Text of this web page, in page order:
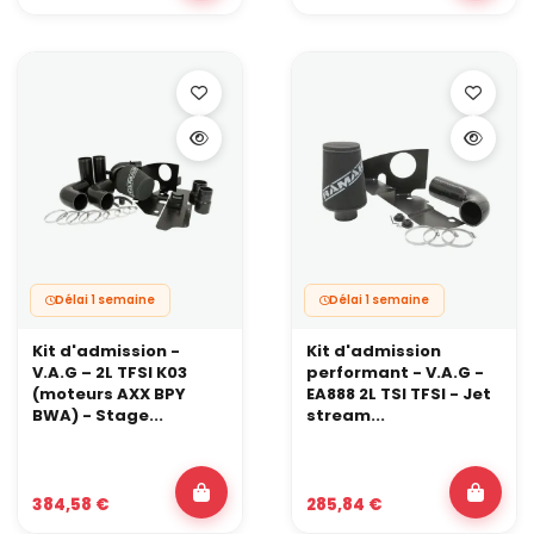
Délai 1 semaine
Kit d'admission -
V.A.G – 2L TFSI K03
(moteurs AXX BPY
BWA) - Stage...
384,58 €
Délai 1 semaine
Kit d'admission
performant - V.A.G -
EA888 2L TSI TFSI - Jet
stream...
285,84 €